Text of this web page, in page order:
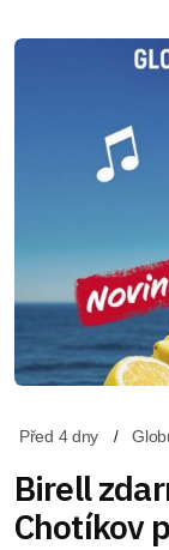
Před 4 dny
Birell
Chotíkov